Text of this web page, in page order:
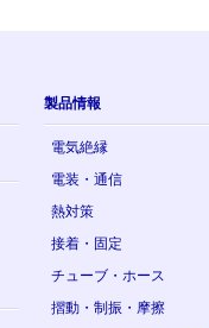
製品情報
電気絶縁
電装・通信
熱対策
接着・固定
チューブ・ホース
摺動・制振・摩擦